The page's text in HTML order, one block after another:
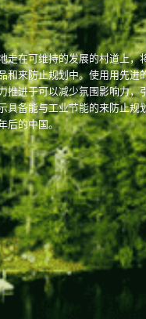
走在可维持的发展的村道上，
和来防止规划中。使用用先进
推进于可以减少氛围影响力，
具备能与工业节能的来防止规
后的中国。